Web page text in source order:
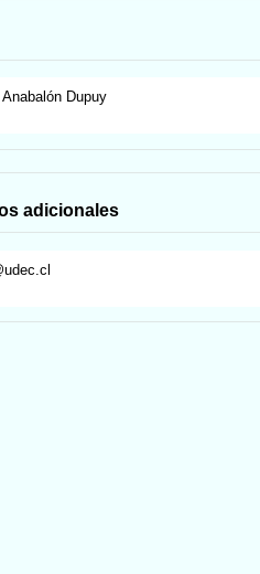
Anabalón Dupuy
adicionales